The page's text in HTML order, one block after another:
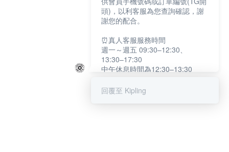
頭)，以利客服為您查詢確認，謝
謝您的配合。
⏰真人客服服務時間
週一～週五 09:30–12:30、
13:30–17:30
中午休息時間為12:30–13:30
提醒您：系統會自動已讀訊息，如
回覆至 Kipling